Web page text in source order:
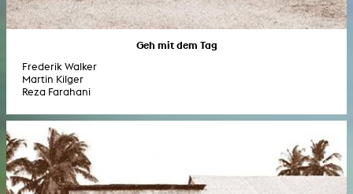
Geh mit dem Tag
Frederik Walker
Martin Kilger
Reza Farahani